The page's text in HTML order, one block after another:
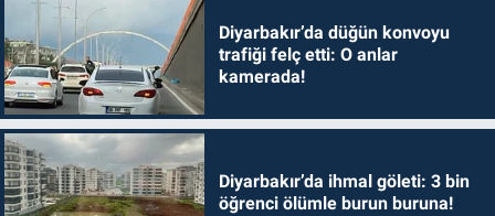
Diyarbakır’da düğün konvoyu
trafiği felç etti: O anlar
kamerada!
Diyarbakır’da ihmal göleti: 3 bin
öğrenci ölümle burun buruna!